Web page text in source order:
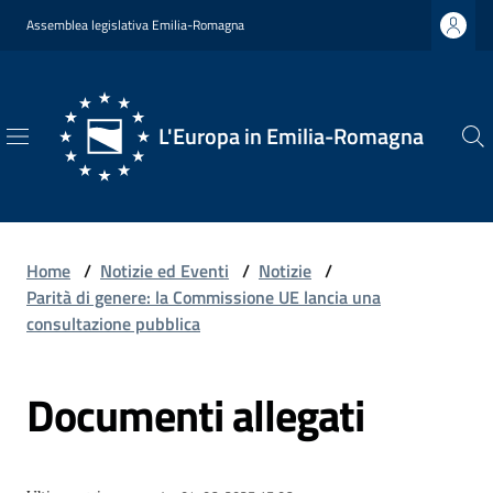
Vai al contenuto
Vai alla navigazione
Vai al footer
Assemblea legislativa Emilia-Romagna
L'Europa in Emilia-Romagna
L'Europa
Romagna
Siamo
Home / Notizie ed Eventi / Notizie /
Parità di genere: la Commissione UE lancia una
consultazione pubblica
Documenti allegati